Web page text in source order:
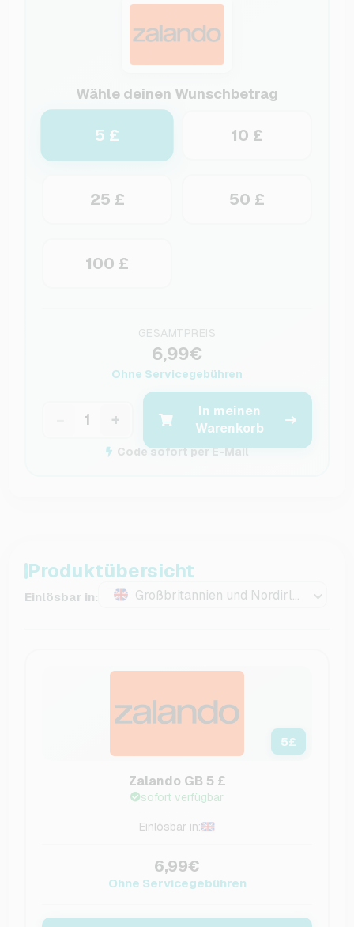
Wähle deinen Wunschbetrag
5 £ 10 £
25 £ 50 £
100 £
GESAMTPREIS
6,99€
Ohne Servicegebühren
+
In meinen
Warenkorb
Code sofort per E-Mail
Produktübersicht
Einlösbar in: Großbritannien und Nordirland
5£
Zalando GB 5 £
sofort verfügbar
Einlösbar in:
6,99€
Ohne Servicegebühren